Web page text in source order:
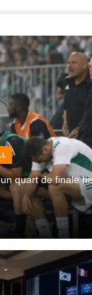
quart de finale